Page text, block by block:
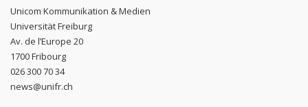
Unicom Kommunikation & Medien
Universität Freiburg
Av. de l’Europe 20
1700 Fribourg
026 300 70 34
news@unifr.ch